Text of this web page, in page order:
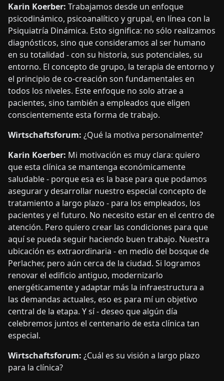
Karin Koerber: Trabajamos desde un enfoque
psicodinámico, psicoanalítico y grupal, en línea con la
Psiquiatría Dinámica. Esto significa: no sólo realizamos
diagnósticos, sino que consideramos al ser humano
en su totalidad - con su historia, sus potenciales, su
entorno. El concepto de grupo, la terapia de entorno y
el principio de co-creación son fundamentales en
todos los niveles. Este enfoque no solo atrae a
pacientes, sino también a empleados que eligen
conscientemente esta forma de trabajo.
Wirtschaftsforum: ¿Qué la motiva personalmente?
Karin Koerber: Mi motivación es muy clara: quiero
que esta clínica se mantenga económicamente
saludable - porque esa es la base para que podamos
asegurar y desarrollar nuestro especial concepto de
tratamiento a largo plazo - para los empleados, los
pacientes y el futuro. No necesito estar en el centro de
atención. Pero quiero crear las condiciones para que
aquí se pueda seguir haciendo buen trabajo. Nuestra
ubicación es extraordinaria - en medio del bosque de
Perlacher, pero aún cerca de la ciudad. Si logramos
renovar el edificio antiguo, modernizarlo
energéticamente y adaptar más la infraestructura a
las demandas actuales, eso es para mí un objetivo
central de la etapa. Y sí - deseo que algún día
celebremos juntos el centenario de esta clínica tan
especial.
Wirtschaftsforum: ¿Cuál es su visión a largo plazo
para la clínica?